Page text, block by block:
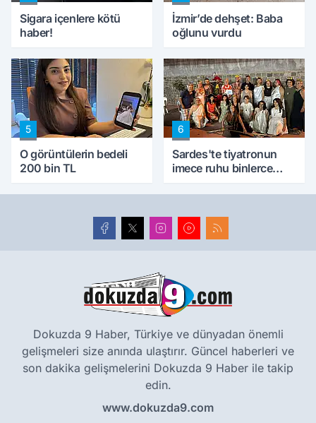
Sigara içenlere kötü
haber!
İzmir’de dehşet: Baba
oğlunu vurdu
5
O görüntülerin bedeli
200 bin TL
6
Sardes'te tiyatronun
imece ruhu binlerce
Dokuzda 9 Haber, Türkiye ve dünyadan önemli
gelişmeleri size anında ulaştırır. Güncel haberleri ve
son dakika gelişmelerini Dokuzda 9 Haber ile takip
edin.
www.dokuzda9.com